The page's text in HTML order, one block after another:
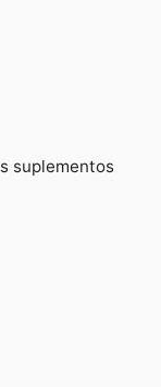
suplementos